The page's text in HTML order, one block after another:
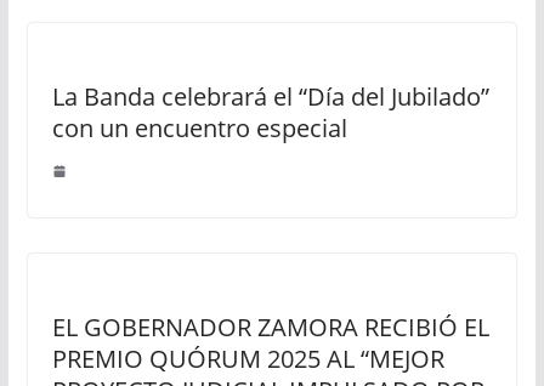
La Banda celebrará el “Día del Jubilado”
con un encuentro especial
EL GOBERNADOR ZAMORA RECIBIÓ EL
PREMIO QUÓRUM 2025 AL “MEJOR